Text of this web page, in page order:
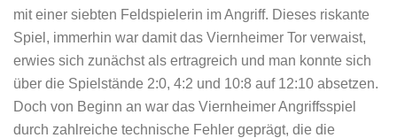
mit einer siebten Feldspielerin im Angriff. Dieses riskante
Spiel, immerhin war damit das Viernheimer Tor verwaist,
erwies sich zunächst als ertragreich und man konnte sich
über die Spielstände 2:0, 4:2 und 10:8 auf 12:10 absetzen.
Doch von Beginn an war das Viernheimer Angriffsspiel
durch zahlreiche technische Fehler geprägt, die die